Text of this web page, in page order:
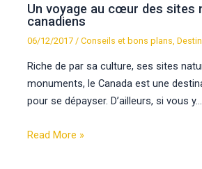
Un voyage au cœur des sites
canadiens
06/12/2017 /Conseils et bons plans ,
Riche de par sa culture, ses sites
monuments, le Canada est une
pour se dépayser. D’ailleurs, si vous y…
Read More »